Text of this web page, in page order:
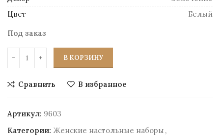
Цвет
Белый
Под заказ
В КОРЗИНУ
Сравнить В избранное
Артикул: 9603
Категории: Женские настольные наборы ,